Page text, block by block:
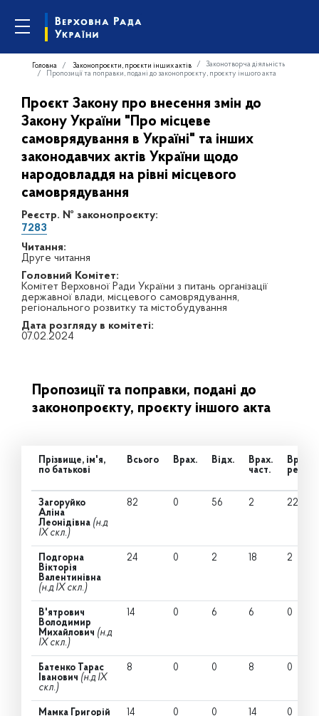
Головна Законопроєкти, проєкти інших актів
Законотворча діяльність
Пропозиції та поправки, подані до законопроєкту, проєкту іншого акта
Проєкт Закону про внесення змін до
Закону України "Про місцеве
самоврядування в Україні" та інших
законодавчих актів України щодо
народовладдя на рівні місцевого
самоврядування
Реєстр. № законопроєкту:
7283
Читання:
Друге читання
Головний Комітет:
Комітет Верховної Ради України з питань організації
державної влади, місцевого самоврядування,
регіонального розвитку та містобудування
Дата розгляду в комітеті:
07.02.2024
Пропозиції та поправки, подані до
законопроєкту, проєкту іншого акта
Прізвище, ім'я,
по батькові
Всього Врах. Відх.
Врах.
част.
Врах.
ред.
Загоруйко
Аліна
Леонідівна (н.д
IX скл.)
82 0 56 2 22
Подгорна
Вікторія
Валентинівна
(н.д IX скл.)
24 0 2 18 2
В'ятрович
Володимир
Михайлович (н.д
IX скл.)
14 0 6 6 0
Батенко Тарас
Іванович (н.д IX
скл.)
8 0 0 8 0
Мамка Григорій
14 0 0 14 0